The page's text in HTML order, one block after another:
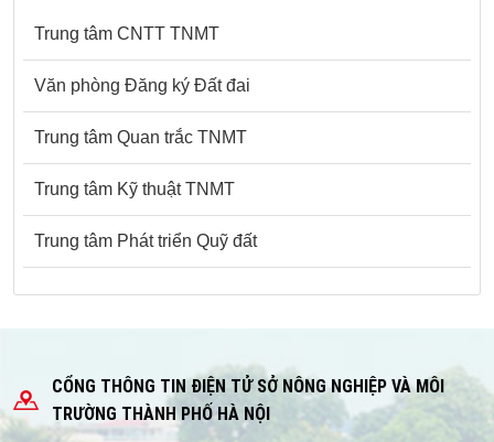
Trung tâm CNTT TNMT
Văn phòng Đăng ký Đất đai
Trung tâm Quan trắc TNMT
Trung tâm Kỹ thuật TNMT
Trung tâm Phát triển Quỹ đất
CỔNG THÔNG TIN ĐIỆN TỬ SỞ NÔNG NGHIỆP VÀ MÔI
TRƯỜNG THÀNH PHỐ HÀ NỘI